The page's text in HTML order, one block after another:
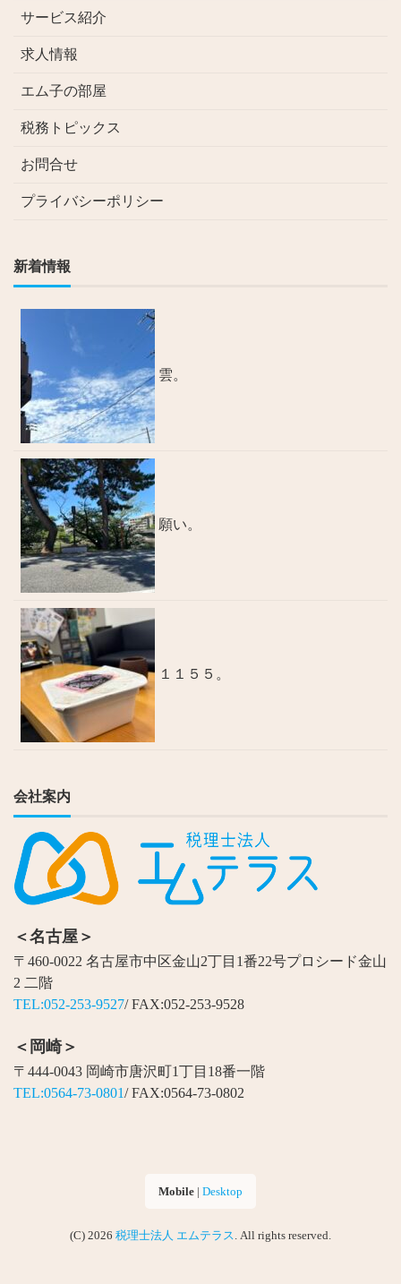
サービス紹介
求人情報
エム子の部屋
税務トピックス
お問合せ
プライバシーポリシー
新着情報
雲。
願い。
１１５５。
会社案内
＜名古屋＞
〒460-0022 名古屋市中区金山2丁目1番22号プロシード金山
2 二階
TEL:052-253-9527/ FAX:052-253-9528
＜岡崎＞
〒444-0043 岡崎市唐沢町1丁目18番一階
TEL:0564-73-0801/ FAX:0564-73-0802
Mobile | Desktop
(C) 2026 税理士法人 エムテラス. All rights reserved.